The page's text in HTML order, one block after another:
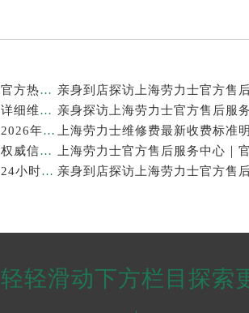
亲身探访上海劳力士官方售后服务中心｜网点地址及官方热线（2026年7月最新）
亲身探访上海劳力士官方售后服务中心｜最新电话和详细维修地址（2026年7月最新）
上海劳力士表修理售后专业维修保养服务权威公示（2026年7月最新）
上海劳力士官方售后服务中心｜服务电话及全部地址权威信息公示（2026年7月最新）
亲身探访上海劳力士官方售后服务中心｜维修地址与24小时服务电话（2026年7月最新）
轻轻滑动下方栏目探索